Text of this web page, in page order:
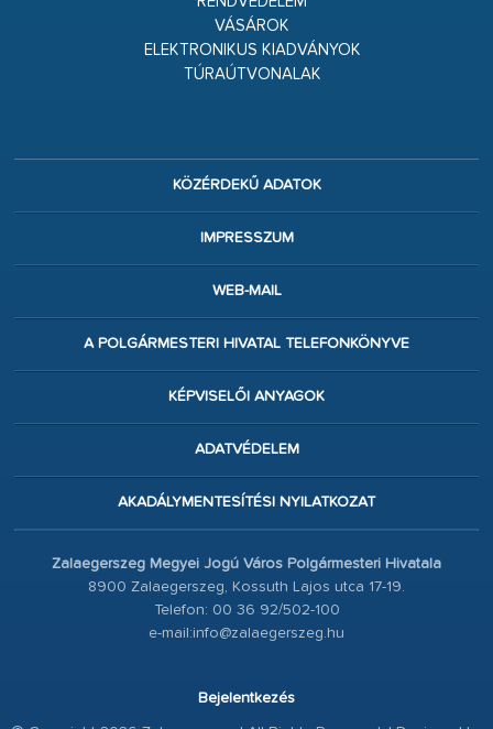
VÁSÁROK
ELEKTRONIKUS KIADVÁNYOK
TÚRAÚTVONALAK
KÖZÉRDEKŰ ADATOK
IMPRESSZUM
WEB-MAIL
A POLGÁRMESTERI HIVATAL TELEFONKÖNYVE
KÉPVISELŐI ANYAGOK
ADATVÉDELEM
AKADÁLYMENTESÍTÉSI NYILATKOZAT
Zalaegerszeg Megyei Jogú Város Polgármesteri Hivatala
8900 Zalaegerszeg, Kossuth Lajos utca 17-19.
Telefon: 00 36 92/502-100
e-mail:info@zalaegerszeg.hu
Bejelentkezés